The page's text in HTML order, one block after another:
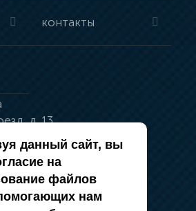
контакты
д. 13
83
данный сайт, вы
на
файлов
нам